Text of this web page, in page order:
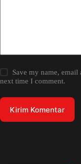
Save my name,
next time I comment.
Kirim Komentar